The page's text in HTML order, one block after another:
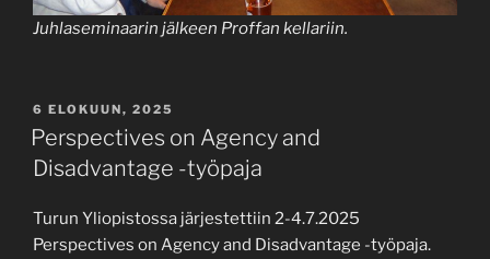
Juhlaseminaarin jälkeen Proffan kellariin.
JULKAISTU
6 ELOKUUN, 2025
Perspectives on Agency and
Disadvantage -työpaja
Turun Yliopistossa järjestettiin 2-4.7.2025
Perspectives on Agency and Disadvantage -työpaja.